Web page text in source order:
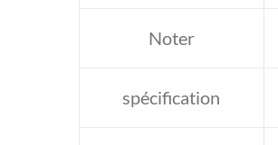
Noter
spécification